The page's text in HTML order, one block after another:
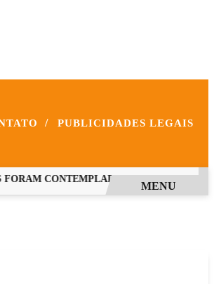
/ PUBLICIDADES LEGAIS
CONTEMPLADAS COM PROGRAMAS
MENU